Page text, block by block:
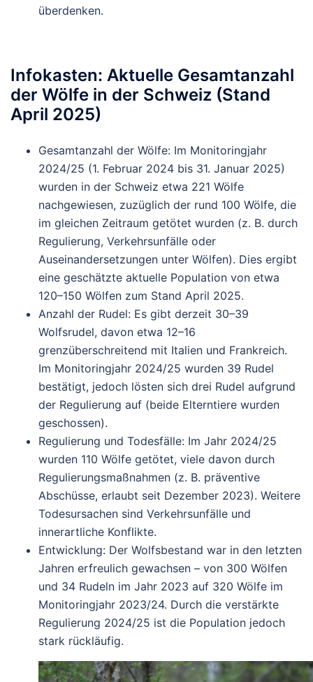
überdenken.
Infokasten: Aktuelle Gesamtanzahl
der Wölfe in der Schweiz (Stand
April 2025)
Gesamtanzahl der Wölfe: Im Monitoringjahr
2024/25 (1. Februar 2024 bis 31. Januar 2025)
wurden in der Schweiz etwa 221 Wölfe
nachgewiesen, zuzüglich der rund 100 Wölfe, die
im gleichen Zeitraum getötet wurden (z. B. durch
Regulierung, Verkehrsunfälle oder
Auseinandersetzungen unter Wölfen). Dies ergibt
eine geschätzte aktuelle Population von etwa
120–150 Wölfen zum Stand April 2025.
Anzahl der Rudel: Es gibt derzeit 30–39
Wolfsrudel, davon etwa 12–16
grenzüberschreitend mit Italien und Frankreich.
Im Monitoringjahr 2024/25 wurden 39 Rudel
bestätigt, jedoch lösten sich drei Rudel aufgrund
der Regulierung auf (beide Elterntiere wurden
geschossen).
Regulierung und Todesfälle: Im Jahr 2024/25
wurden 110 Wölfe getötet, viele davon durch
Regulierungsmaßnahmen (z. B. präventive
Abschüsse, erlaubt seit Dezember 2023). Weitere
Todesursachen sind Verkehrsunfälle und
innerartliche Konflikte.
Entwicklung: Der Wolfsbestand war in den letzten
Jahren erfreulich gewachsen – von 300 Wölfen
und 34 Rudeln im Jahr 2023 auf 320 Wölfe im
Monitoringjahr 2023/24. Durch die verstärkte
Regulierung 2024/25 ist die Population jedoch
stark rückläufig.